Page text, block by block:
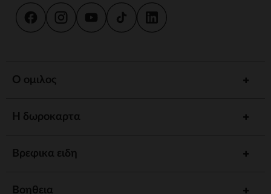
Ο ομιλος
Η δωροκαρτα
Βρεφικα ειδη
Βοηθεια